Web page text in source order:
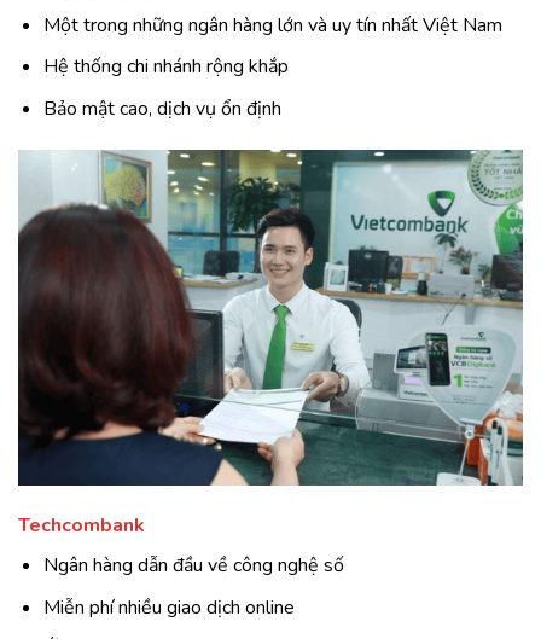
Một trong những ngân hàng lớn và uy tín nhất Việt Nam
Hệ thống chi nhánh rộng khắp
Bảo mật cao, dịch vụ ổn định
Techcombank
Ngân hàng dẫn đầu về công nghệ số
Miễn phí nhiều giao dịch online